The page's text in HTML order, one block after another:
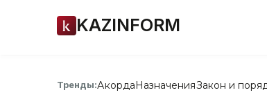
KAZINFORM
Тренды:АкордаНазначенияЗакон и